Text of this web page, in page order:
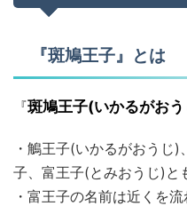
『斑鳩王子』とは
『斑鳩王子(いかるがお
・鵤王子(いかるがおうじ
子、富王子(とみおうじ)と
・富王子の名前は近くを